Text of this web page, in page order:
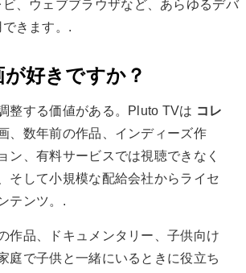
、ウェブブラウザなど、あらゆるデバ
きます。.
好きですか？
整する価値がある。Pluto TVは コレ
、数年前の作品、インディーズ作
ン、有料サービスでは視聴できなく
そして小規模な配給会社からライセ
テンツ。.
作品、ドキュメンタリー、子供向け
庭で子供と一緒にいるときに役立ち